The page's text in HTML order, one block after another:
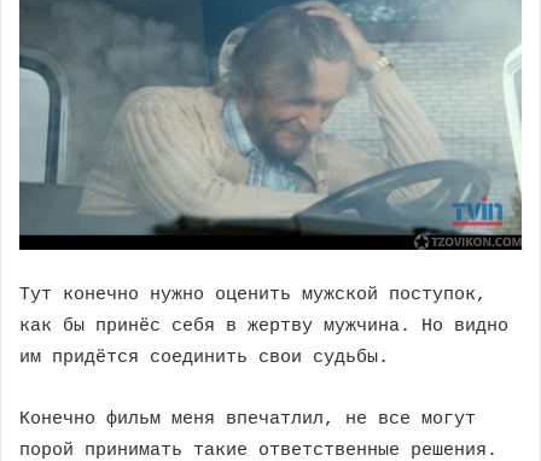
Тут конечно нужно оценить мужской поступок,
как бы принёс себя в жертву мужчина. Но видно
им придётся соединить свои судьбы.
Конечно фильм меня впечатлил, не все могут
порой принимать такие ответственные решения.